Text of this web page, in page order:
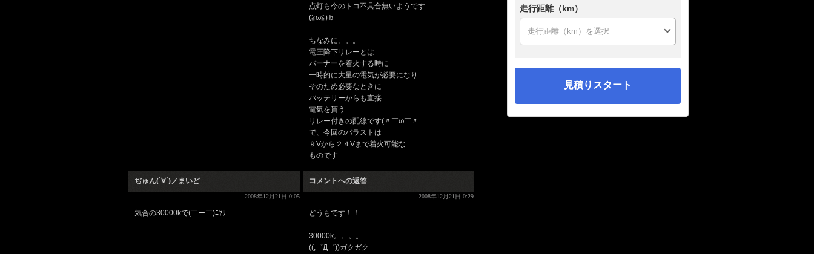
点灯も今のトコ不具合無いようです
(≧ω≦)ｂ
ちなみに。。。
電圧降下リレーとは
バーナーを着火する時に
一時的に大量の電気が必要になり
そのため必要なときに
バッテリーからも直接
電気を貰う
リレー付きの配線です(〃￣ω￣〃ゞ
で、今回のバラストは
９Vから２４Vまで着火可能な
ものです
ぢゅん(´∀`)ノまいど
2008年12月21日 0:05
気合の30000kで(￣ー￣)ﾆﾔﾘ
コメントへの返答
2008年12月21日 0:29
どうもです！！
30000k。。。。
((;゜Д゜))ガクガク
走行距離（km）
見積りスタート